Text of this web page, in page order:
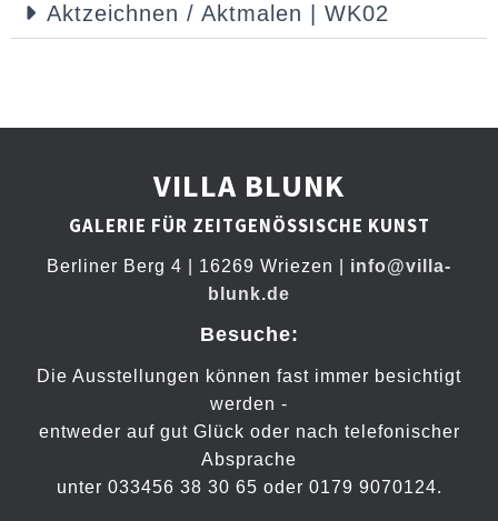
Aktzeichnen / Aktmalen | WK02
VILLA BLUNK
GALERIE FÜR ZEITGENÖSSISCHE KUNST
Berliner Berg 4 | 16269 Wriezen | info@villa-
blunk.de
Besuche:
Die Ausstellungen können fast immer besichtigt
werden -
entweder auf gut Glück oder nach telefonischer
Absprache
unter 033456 38 30 65 oder 0179 9070124.